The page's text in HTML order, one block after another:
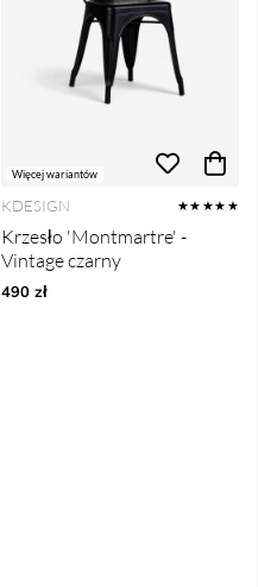
Więcej wariantów
KDESIGN ★★★★★
Krzesło 'Montmartre' -
Vintage czarny
490 zł